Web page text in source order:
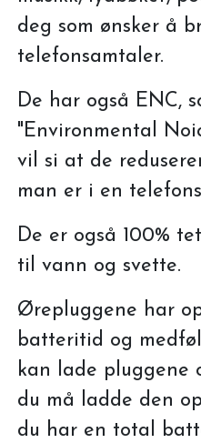
deg som ønsker å
telefonsamtaler.
De har også ENC,
"Environmental
vil si at de
man er i en
De er også 100%
til vann og svette.
Ørepluggene har
batteritid og
kan lade pluggene
du må ladde den
du har en total